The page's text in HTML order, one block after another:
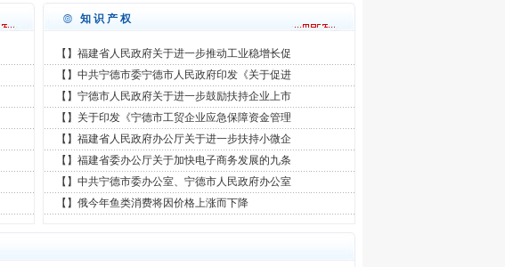
知识产权
【】福建省人民政府关于进一步推动工业稳增长促
【】中共宁德市委宁德市人民政府印发《关于促进
【】宁德市人民政府关于进一步鼓励扶持企业上市
【】关于印发《宁德市工贸企业应急保障资金管理
【】福建省人民政府办公厅关于进一步扶持小微企
【】福建省委办公厅关于加快电子商务发展的九条
【】中共宁德市委办公室、宁德市人民政府办公室
【】俄今年鱼类消费将因价格上涨而下降